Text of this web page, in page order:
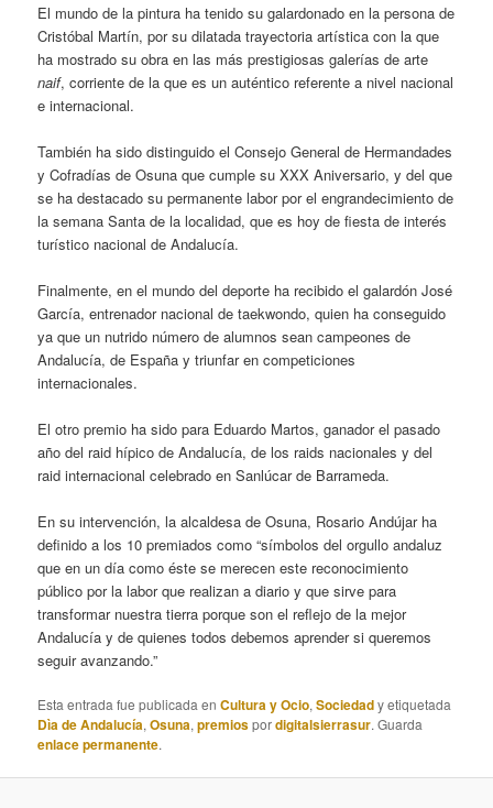
El mundo de la pintura ha tenido su galardonado en la persona de
Cristóbal Martín, por su dilatada trayectoria artística con la que
ha mostrado su obra en las más prestigiosas galerías de arte
naif, corriente de la que es un auténtico referente a nivel nacional
e internacional.
También ha sido distinguido el Consejo General de Hermandades
y Cofradías de Osuna que cumple su XXX Aniversario, y del que
se ha destacado su permanente labor por el engrandecimiento de
la semana Santa de la localidad, que es hoy de fiesta de interés
turístico nacional de Andalucía.
Finalmente, en el mundo del deporte ha recibido el galardón José
García, entrenador nacional de taekwondo, quien ha conseguido
ya que un nutrido número de alumnos sean campeones de
Andalucía, de España y triunfar en competiciones
internacionales.
El otro premio ha sido para Eduardo Martos, ganador el pasado
año del raid hípico de Andalucía, de los raids nacionales y del
raid internacional celebrado en Sanlúcar de Barrameda.
En su intervención, la alcaldesa de Osuna, Rosario Andújar ha
definido a los 10 premiados como “símbolos del orgullo andaluz
que en un día como éste se merecen este reconocimiento
público por la labor que realizan a diario y que sirve para
transformar nuestra tierra porque son el reflejo de la mejor
Andalucía y de quienes todos debemos aprender si queremos
seguir avanzando.”
Esta entrada fue publicada enCultura y Ocio,Sociedady etiquetada
Dìa de Andalucía,Osuna,premiospordigitalsierrasur. Guarda
enlace permanente.